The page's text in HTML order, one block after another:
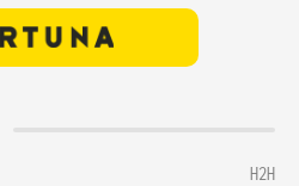
H2H